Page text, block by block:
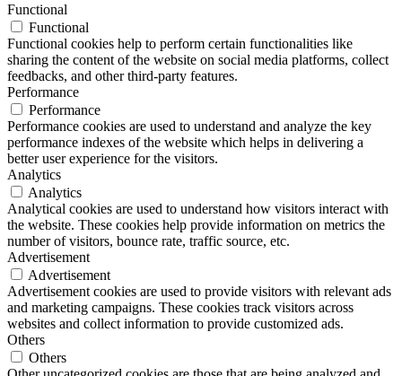
Functional
Functional
Functional cookies help to perform certain functionalities like
sharing the content of the website on social media platforms, collect
feedbacks, and other third-party features.
Performance
Performance
Performance cookies are used to understand and analyze the key
performance indexes of the website which helps in delivering a
better user experience for the visitors.
Analytics
Analytics
Analytical cookies are used to understand how visitors interact with
the website. These cookies help provide information on metrics the
number of visitors, bounce rate, traffic source, etc.
Advertisement
Advertisement
Advertisement cookies are used to provide visitors with relevant ads
and marketing campaigns. These cookies track visitors across
websites and collect information to provide customized ads.
Others
Others